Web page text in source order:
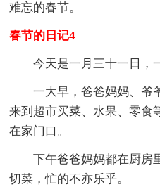
难忘的春节。
春节的日记4
今天是一月三十一日，
一大早，爸爸妈妈、爷
来到超市买菜、水果、零食
在家门口。
下午爸爸妈妈都在厨房
切菜，忙的不亦乐乎。